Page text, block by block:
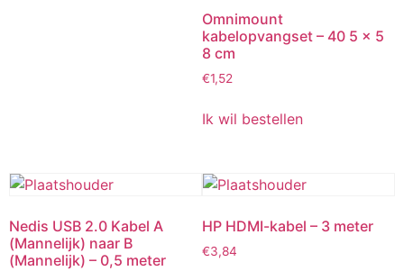
Omnimount
kabelopvangset – 40 5 x 5
8 cm
€1,52
Ik wil bestellen
Nedis USB 2.0 Kabel A
(Mannelijk) naar B
(Mannelijk) – 0,5 meter
HP HDMI-kabel – 3 meter
€3,84